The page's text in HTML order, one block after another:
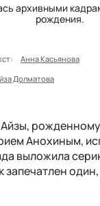
архивными
рождения.
Анна Касьянова
Долматова
Анохиным,
выложила
запечатлен